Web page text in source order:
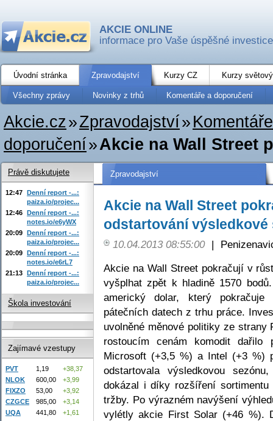
AKCIE ONLINE
informace pro Vaše úspěšné investice
Úvodní stránka Zpravodajství Kurzy CZ Kurzy
Všechny zprávy Novinky z trhů Komentáře a doporučení
Akcie.cz»Zpravodajství»
doporučení»Akcie na Wall Street
Zpravodajství
Akcie na Wall Street
odstartování výsledkové
10.04.2013 08:55:00 |
Akcie na Wall Street pokračují v
vyšplhat zpět k hladině 1570
americký dolar, který
pátečních datech z trhu práce.
uvolněné měnové politiky ze
rostoucím cenám komodit dařilo
Microsoft (+3,5 %) a Intel (+3 %)
odstartovala výsledkovou
dokázal i díky rozšíření
tržby. Po výrazném navýšení
vylétly akcie First Solar (+46 %).
Právě diskutujete
12:47 Denní report -...:
paiza.io/projec...
12:46 Denní report -...:
notes.io/e6yWX
20:09 Denní report -...:
paiza.io/projec...
20:09 Denní report -...:
notes.io/e6rL7
21:13 Denní report -...:
paiza.io/projec...
Škola investování
Zajímavé vzestupy
PVT 1,19
+38,37
NLOK
600,00
+3,99
FIXZO
53,00
+3,92
CZGCE
985,00
+3,14
UQA
441,80 +1,61